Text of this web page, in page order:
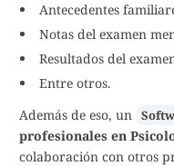
Antecedentes
Notas del examen
Resultados del
Entre otros.
Además de eso, un
profesionales en
colaboración con otros